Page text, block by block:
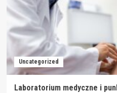
dla
Uncategorized
Laboratorium medyczne i